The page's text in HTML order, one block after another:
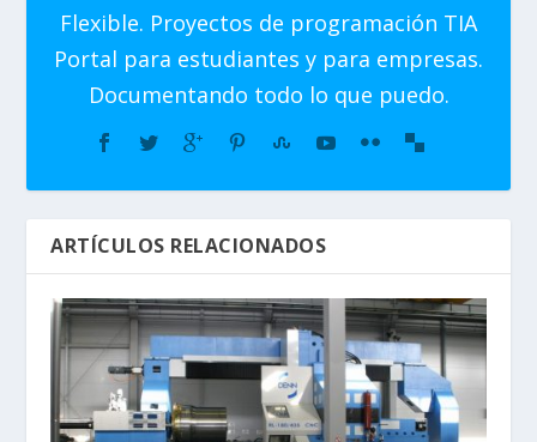
Flexible. Proyectos de programación TIA
Portal para estudiantes y para empresas.
Documentando todo lo que puedo.
ARTÍCULOS RELACIONADOS